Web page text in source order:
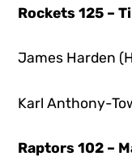
Rockets 125 –
James Harden
Karl Anthony-
Raptors 102 –